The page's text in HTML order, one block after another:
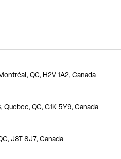
QC, H2V 1A2, Canada
QC, G1K 5Y9, Canada
J8T 8J7, Canada